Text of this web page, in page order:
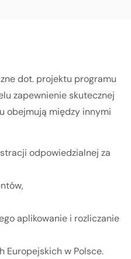
dot. projektu programu
zapewnienie skutecznej
obejmują między innymi
odpowiedzialnej za
aplikowanie i rozliczanie
Europejskich w Polsce.